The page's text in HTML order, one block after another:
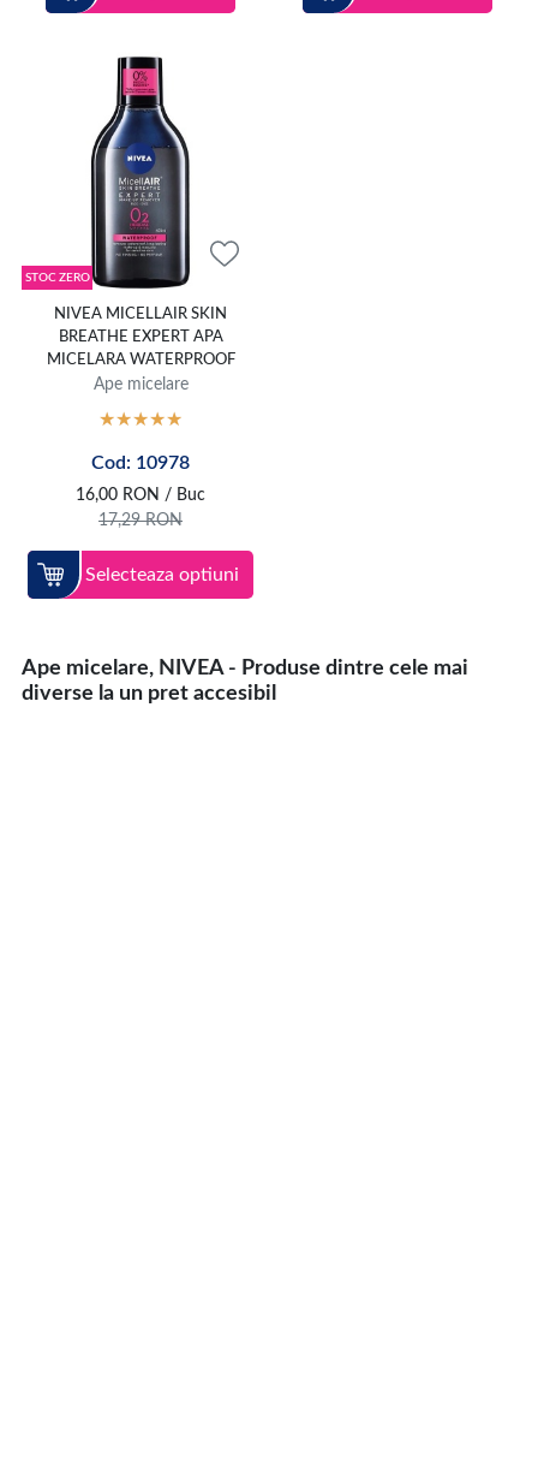
STOC ZERO
NIVEA MICELLAIR SKIN
BREATHE EXPERT APA
MICELARA WATERPROOF
Ape micelare
Cod: 10978
16,00 RON / Buc
17,29RON
Selecteaza optiuni
Ape micelare, NIVEA - Produse dintre cele mai
diverse la un pret accesibil